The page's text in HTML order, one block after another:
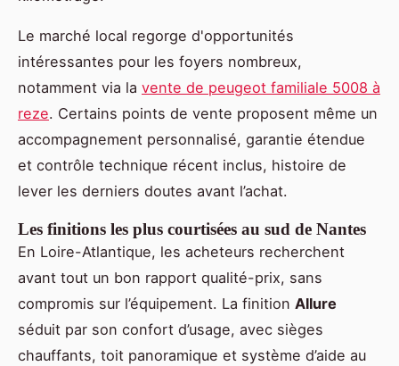
Le marché local regorge d'opportunités
intéressantes pour les foyers nombreux,
notamment via la vente de peugeot familiale 5008 à
reze. Certains points de vente proposent même un
accompagnement personnalisé, garantie étendue
et contrôle technique récent inclus, histoire de
lever les derniers doutes avant l’achat.
Les finitions les plus courtisées au sud de Nantes
En Loire-Atlantique, les acheteurs recherchent
avant tout un bon rapport qualité-prix, sans
compromis sur l’équipement. La finition Allure
séduit par son confort d’usage, avec sièges
chauffants, toit panoramique et système d’aide au